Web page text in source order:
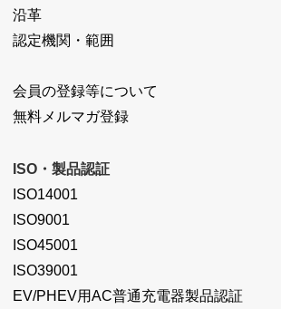
沿革
認定機関・範囲
会員の登録等について
無料メルマガ登録
ISO・製品認証
ISO14001
ISO9001
ISO45001
ISO39001
EV/PHEV用AC普通充電器製品認証